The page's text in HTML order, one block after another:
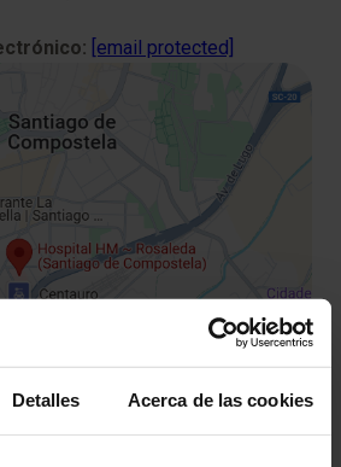
Detalles Acerca de las cookies
[email protected]